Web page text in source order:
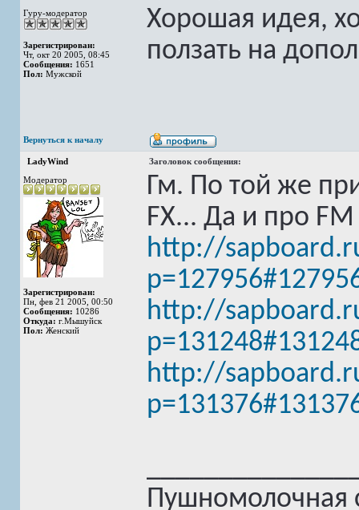
Гуру-модератор
Зарегистрирован:
Чт, окт 20 2005, 08:45
Сообщения: 1651
Пол: Мужской
Хорошая идея,
ползать на
Вернуться к началу
LadyWind
Заголовок сообщения:
Модератор
Зарегистрирован:
Пн, фев 21 2005, 00:50
Сообщения: 10286
Откуда: г.Мышуйск
Пол: Женский
Гм. По той же
FX... Да и про
http://
http://
http://
Пушномолочная